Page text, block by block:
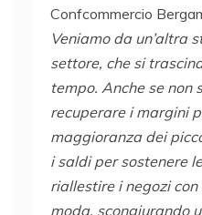
Confcommercio
Veniamo da un’altra
settore, che si
tempo. Anche se non
recuperare i margini
maggioranza dei
i saldi per sostenere
riallestire i negozi con
moda, scongiurando